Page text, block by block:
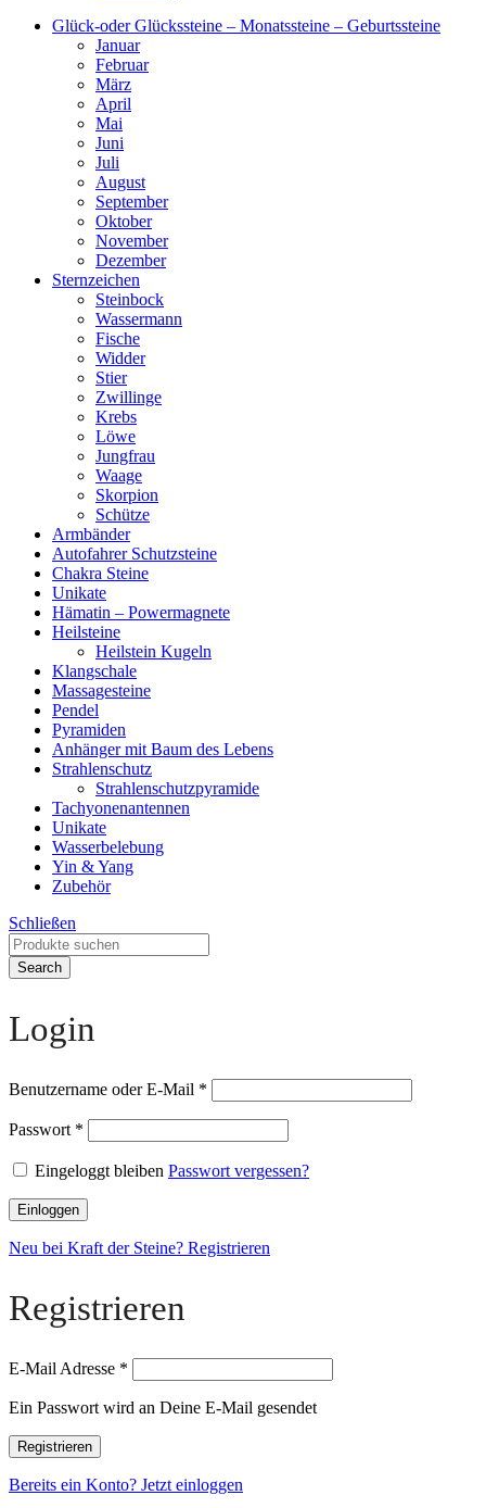
Glück-oder Glückssteine – Monatssteine – Geburtssteine
Januar
Februar
März
April
Mai
Juni
Juli
August
September
Oktober
November
Dezember
Sternzeichen
Steinbock
Wassermann
Fische
Widder
Stier
Zwillinge
Krebs
Löwe
Jungfrau
Waage
Skorpion
Schütze
Armbänder
Autofahrer Schutzsteine
Chakra Steine
Unikate
Hämatin – Powermagnete
Heilsteine
Heilstein Kugeln
Klangschale
Massagesteine
Pendel
Pyramiden
Anhänger mit Baum des Lebens
Strahlenschutz
Strahlenschutzpyramide
Tachyonenantennen
Unikate
Wasserbelebung
Yin & Yang
Zubehör
Schließen
Search
Login
Benutzername oder E-Mail *
Passwort *
Eingeloggt bleiben Passwort vergessen?
Einloggen
Neu bei Kraft der Steine? Registrieren
Registrieren
E-Mail Adresse *
Ein Passwort wird an Deine E-Mail gesendet
Registrieren
Bereits ein Konto? Jetzt einloggen